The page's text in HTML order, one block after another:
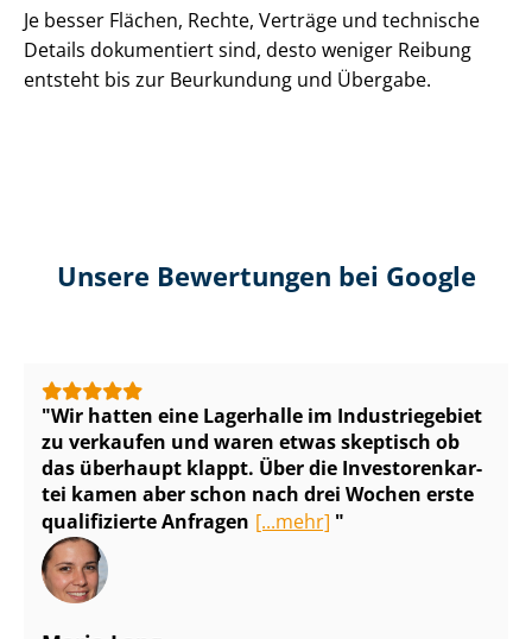
Je besser Flächen, Rechte, Verträge und technische
Details dokumentiert sind, desto weniger Reibung
entsteht bis zur Beurkundung und Übergabe.
Unsere Bewertungen bei Google
Wir hatten eine Lagerhalle im Industriegebiet
zu verkaufen und waren etwas skeptisch ob
das überhaupt klappt. Über die In­ves­to­ren­kar­
tei kamen aber schon nach drei Wochen erste
qualifizierte Anfragen [...mehr]